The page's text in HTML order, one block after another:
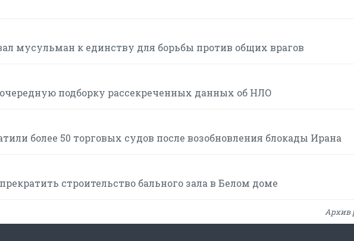
мусульман к единству для борьбы против общих врагов
подборку рассекреченных данных об НЛО
более 50 торговых судов после возобновления блокады Ирана
строительство бального зала в Белом доме
Архив